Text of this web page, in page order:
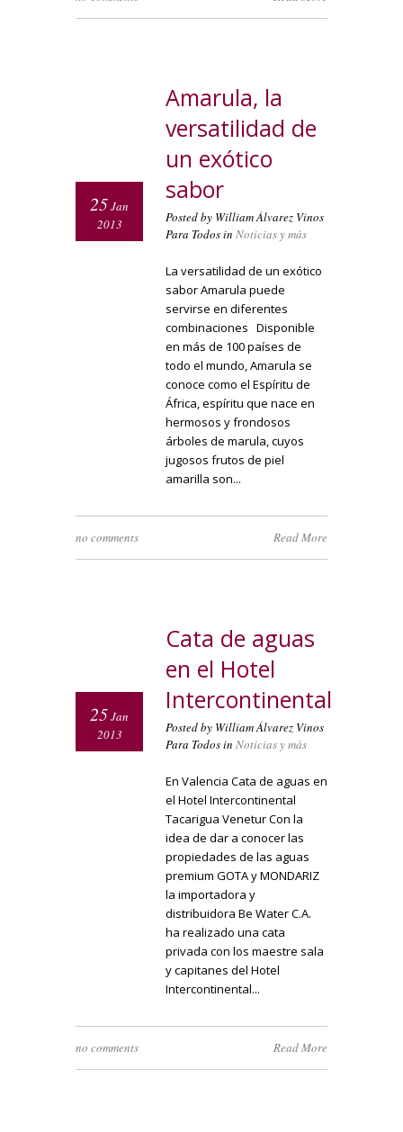
Amarula, la
versatilidad de
un exótico
sabor
25Jan
2013
Posted by William Álvarez Vinos
Para Todos in Noticias y más
La versatilidad de un exótico
sabor Amarula puede
servirse en diferentes
combinaciones Disponible
en más de 100 países de
todo el mundo, Amarula se
conoce como el Espíritu de
África, espíritu que nace en
hermosos y frondosos
árboles de marula, cuyos
jugosos frutos de piel
amarilla son...
no comments Read More
Cata de aguas
en el Hotel
Intercontinental
25Jan
2013
Posted by William Álvarez Vinos
Para Todos in Noticias y más
En Valencia Cata de aguas en
el Hotel Intercontinental
Tacarigua Venetur Con la
idea de dar a conocer las
propiedades de las aguas
premium GOTA y MONDARIZ
la importadora y
distribuidora Be Water C.A.
ha realizado una cata
privada con los maestre sala
y capitanes del Hotel
Intercontinental...
no comments Read More